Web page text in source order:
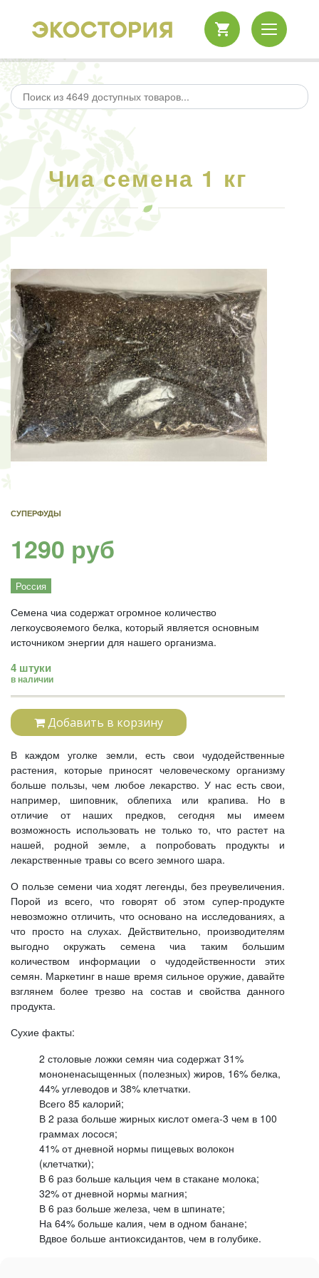
Чиа семена 1 кг
СУПЕРФУДЫ
1290 руб
Россия
Семена чиа содержат огромное количество
легкоусвояемого белка, который является основным
источником энергии для нашего организма.
4 штуки
в наличии
Добавить в корзину
В каждом уголке земли, есть свои чудодейственные
растения, которые приносят человеческому организму
больше пользы, чем любое лекарство. У нас есть свои,
например, шиповник, облепиха или крапива. Но в
отличие от наших предков, сегодня мы имеем
возможность использовать не только то, что растет на
нашей, родной земле, а попробовать продукты и
лекарственные травы со всего земного шара.
О пользе семени чиа ходят легенды, без преувеличения.
Порой из всего, что говорят об этом супер-продукте
невозможно отличить, что основано на исследованиях, а
что просто на слухах. Действительно, производителям
выгодно окружать семена чиа таким большим
количеством информации о чудодейственности этих
семян. Маркетинг в наше время сильное оружие, давайте
взглянем более трезво на состав и свойства данного
продукта.
Сухие факты:
2 столовые ложки семян чиа содержат 31%
мононенасыщенных (полезных) жиров, 16% белка,
44% углеводов и 38% клетчатки.
Всего 85 калорий;
В 2 раза больше жирных кислот омега-3 чем в 100
граммах лосося;
41% от дневной нормы пищевых волокон
(клетчатки);
В 6 раз больше кальция чем в стакане молока;
32% от дневной нормы магния;
В 6 раз больше железа, чем в шпинате;
На 64% больше калия, чем в одном банане;
Вдвое больше антиоксидантов, чем в голубике.